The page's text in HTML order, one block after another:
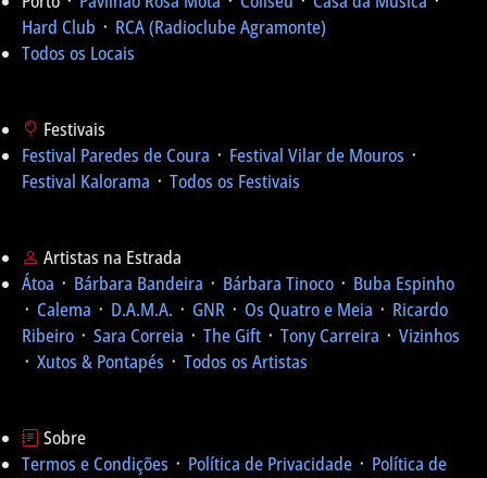
Hard Club ᛫ RCA (Radioclube Agramonte)
Todos os Locais
Festivais
Festival Paredes de Coura ᛫ Festival Vilar de Mouros ᛫
Festival Kalorama ᛫ Todos os Festivais
Artistas na Estrada
Átoa ᛫ Bárbara Bandeira ᛫ Bárbara Tinoco ᛫ Buba Espinho
᛫ Calema ᛫ D.A.M.A. ᛫ GNR ᛫ Os Quatro e Meia ᛫ Ricardo
Ribeiro ᛫ Sara Correia ᛫ The Gift ᛫ Tony Carreira ᛫ Vizinhos
᛫ Xutos & Pontapés ᛫ Todos os Artistas
Sobre
Termos e Condições ᛫ Política de Privacidade ᛫ Política de